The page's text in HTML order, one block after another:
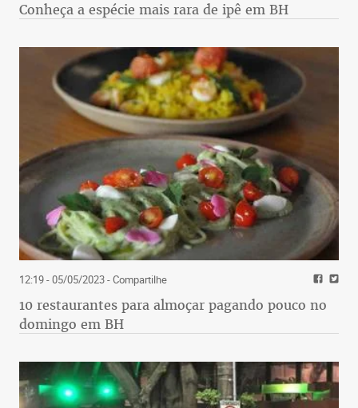
Conheça a espécie mais rara de ipê em BH
12:19 - 05/05/2023- Compartilhe
10 restaurantes para almoçar pagando pouco no
domingo em BH